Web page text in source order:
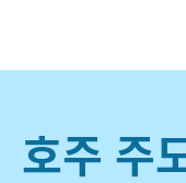
호주 주